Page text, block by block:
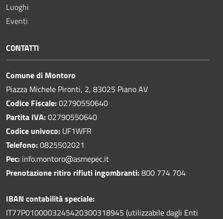
Luoghi
Eventi
CONTATTI
Comune di Montoro
Piazza Michele Pironti, 2, 83025 Piano AV
Codice Fiscale:02790550640
Partita IVA:02790550640
Codice univoco: UF1WFR
Telefono:0825502021
Pec: info.montoro@asmepec.it
Prenotazione ritiro rifiuti ingombranti:800 774 704
IBAN contabilità speciale:
IT77P0100003245420300318945 (utilizzabile dagli Enti